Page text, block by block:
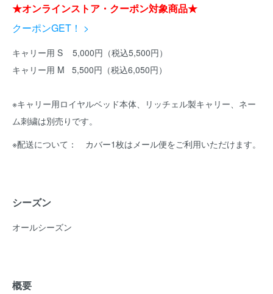
★オンラインストア・クーポン対象商品★
クーポンGET！ >
キャリー用 S 5,000円（税込5,500円）
キャリー用 M 5,500円（税込6,050円）
※キャリー用ロイヤルベッド本体、リッチェル製キャリー、ネー
ム刺繍は別売りです。
※配送について： カバー1枚はメール便をご利用いただけます。
シーズン
オールシーズン
概要